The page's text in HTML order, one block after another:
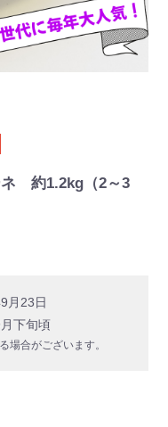
約1.2kg（2～3
月23日
下旬頃
場合がございます。